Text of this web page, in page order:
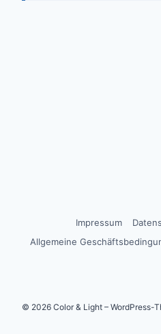
Impressum
Allgemeine
© 2026 Color & Light – WordPress-